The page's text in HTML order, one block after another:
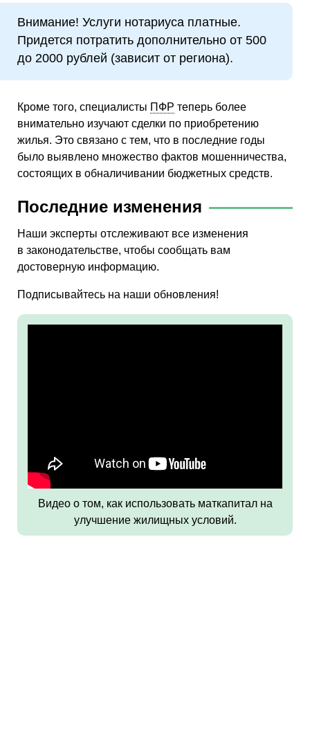
Внимание! Услуги нотариуса платные.
Придется потратить дополнительно от 500
до 2000 рублей (зависит от региона).
Кроме того, специалисты ПФР теперь более
внимательно изучают сделки по приобретению
жилья. Это связано с тем, что в последние годы
было выявлено множество фактов мошенничества,
состоящих в обналичивании бюджетных средств.
Последние изменения
Наши эксперты отслеживают все изменения
в законодательстве, чтобы сообщать вам
достоверную информацию.
Подписывайтесь на наши обновления!
Видео о том, как использовать маткапитал на
улучшение жилищных условий.